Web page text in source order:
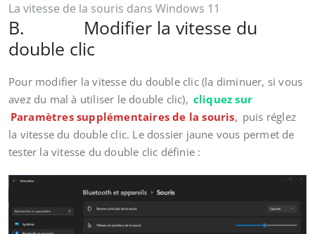
La vitesse de la souris dans Windows 11
B. Modifier la vitesse du
double clic
Pour modifier la vitesse du double clic (la diminuer, si vous
avez du mal à utiliser le double clic), cliquez sur
Paramètres supplémentaires de la souris, puis réglez
la vitesse du double clic. Le dossier jaune vous permet de
tester la vitesse du double clic définie :